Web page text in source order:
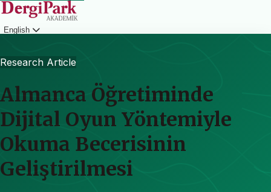
English
Research Article
Almanca Öğretiminde
Dijital Oyun Yöntemiyle
Okuma Becerisinin
Geliştirilmesi